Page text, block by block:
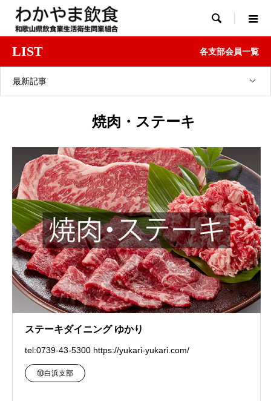

LIST 各支部会員一覧
最新記事
焼肉・ステーキ
ステーキダイニング ゆかり
tel:0739-43-5300 https://yukari-yukari.com/
⑩白浜支部